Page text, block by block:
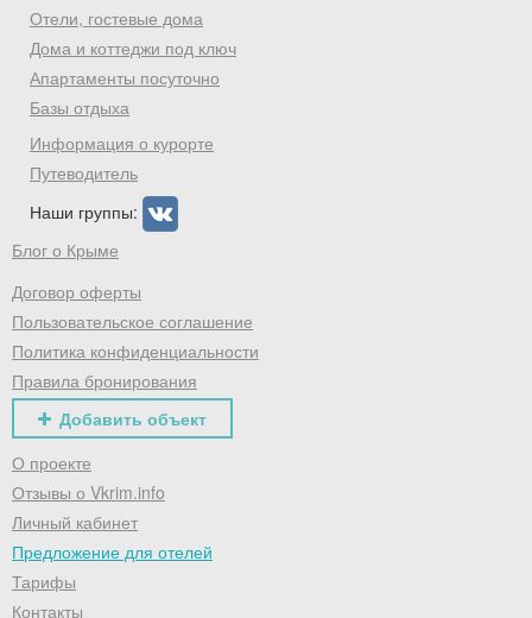
Отели, гостевые дома
Дома и коттеджи под ключ
Апартаменты посуточно
Базы отдыха
Информация о курорте
Путеводитель
Наши группы:
Блог о Крыме
Договор оферты
Пользовательское соглашение
Политика конфиденциальности
Правила бронирования
Добавить объект
О проекте
Отзывы о Vkrim.info
Личный кабинет
Предложение для отелей
Тарифы
Контакты